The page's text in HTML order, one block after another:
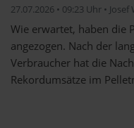
27.07.2026 • 09:23 Uhr •
Wie erwartet, haben die
angezogen. Nach der
Verbraucher hat die
Rekordumsätze im